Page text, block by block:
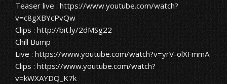
Teaser live : https://www.youtube.com/watch?
v=c8gXBYcPvQw
Clips : http://bit.ly/2dMSg22
Chill Bump
Live : https://www.youtube.com/watch?v=yrV-olXFmmA
Clips : https://www.youtube.com/watch?
v=kWXAYDQ_K7k